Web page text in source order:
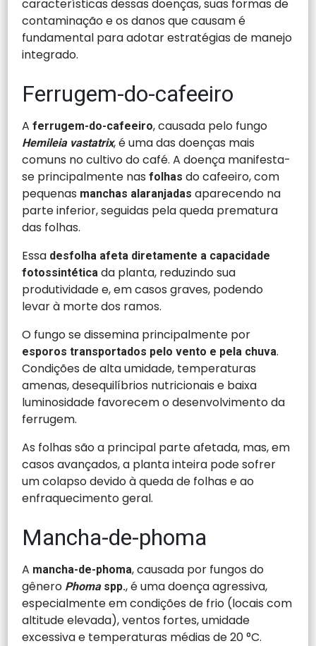
características dessas doenças, suas formas de
contaminação e os danos que causam é
fundamental para adotar estratégias de manejo
integrado.
Ferrugem-do-cafeeiro
Aferrugem-do-cafeeiro, causada pelo fungo
Hemileia vastatrix, é uma das doenças mais
comuns no cultivo do café. A doença manifesta-
se principalmente nasfolhas do cafeeiro, com
pequenas manchas alaranjadas aparecendo na
parte inferior, seguidas pela queda prematura
das folhas.
Essa desfolha afeta diretamente a capacidade
fotossintética da planta, reduzindo sua
produtividade e, em casos graves, podendo
levar à morte dos ramos.
O fungo se dissemina principalmente por
esporos transportados pelo vento e pela chuva.
Condições de alta umidade, temperaturas
amenas, desequilíbrios nutricionais e baixa
luminosidade favorecem o desenvolvimento da
ferrugem.
As folhas são a principal parte afetada, mas, em
casos avançados, a planta inteira pode sofrer
um colapso devido à queda de folhas e ao
enfraquecimento geral.
Mancha-de-phoma
A mancha-de-phoma, causada por fungos do
gênero Phoma spp., é uma doença agressiva,
especialmente em condições de frio (locais com
altitude elevada), ventos fortes, umidade
excessiva e temperaturas médias de 20 °C.